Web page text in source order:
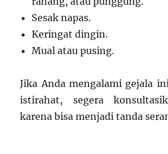
Sesak napas.
Keringat dingin.
Mual atau pusing.
Jika Anda mengalami gejala
istirahat, segera
karena bisa menjadi tanda